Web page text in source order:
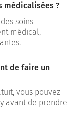
médicalisées ?
soins
médical,
de faire un
vous pouvez
avant de prendre